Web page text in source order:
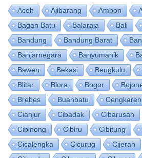
Aceh Ajibarang Ambon
Bagan Batu
Balaraja Bali
Bandung
Bandung Barat
Banjarnegara
Banyumanik
Bawen
Bekasi Bengkulu
Blitar
Blora Bogor
Brebes
Buahbatu
Cianjur
Cibadak Cibarusah
Cibinong
Cibiru Cibitung
Cicalengka
Cicurug Cijerah